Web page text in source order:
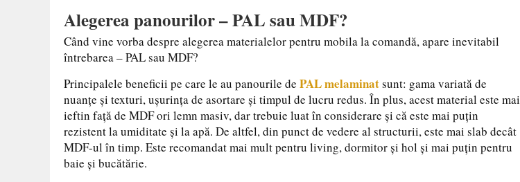
Alegerea panourilor – PAL sau MDF?
Când vine vorba despre alegerea materialelor pentru mobila la comandă, apare inevitabil
întrebarea – PAL sau MDF?
Principalele beneficii pe care le au panourile de PAL melaminatsunt: gama variată de
nuanțe și texturi, ușurința de asortare și timpul de lucru redus. În plus, acest material este mai
ieftin față de MDF ori lemn masiv, dar trebuie luat în considerare și că este mai puțin
rezistent la umiditate și la apă. De altfel, din punct de vedere al structurii, este mai slab decât
MDF-ul în timp. Este recomandat mai mult pentru living, dormitor și hol și mai puțin pentru
baie și bucătărie.